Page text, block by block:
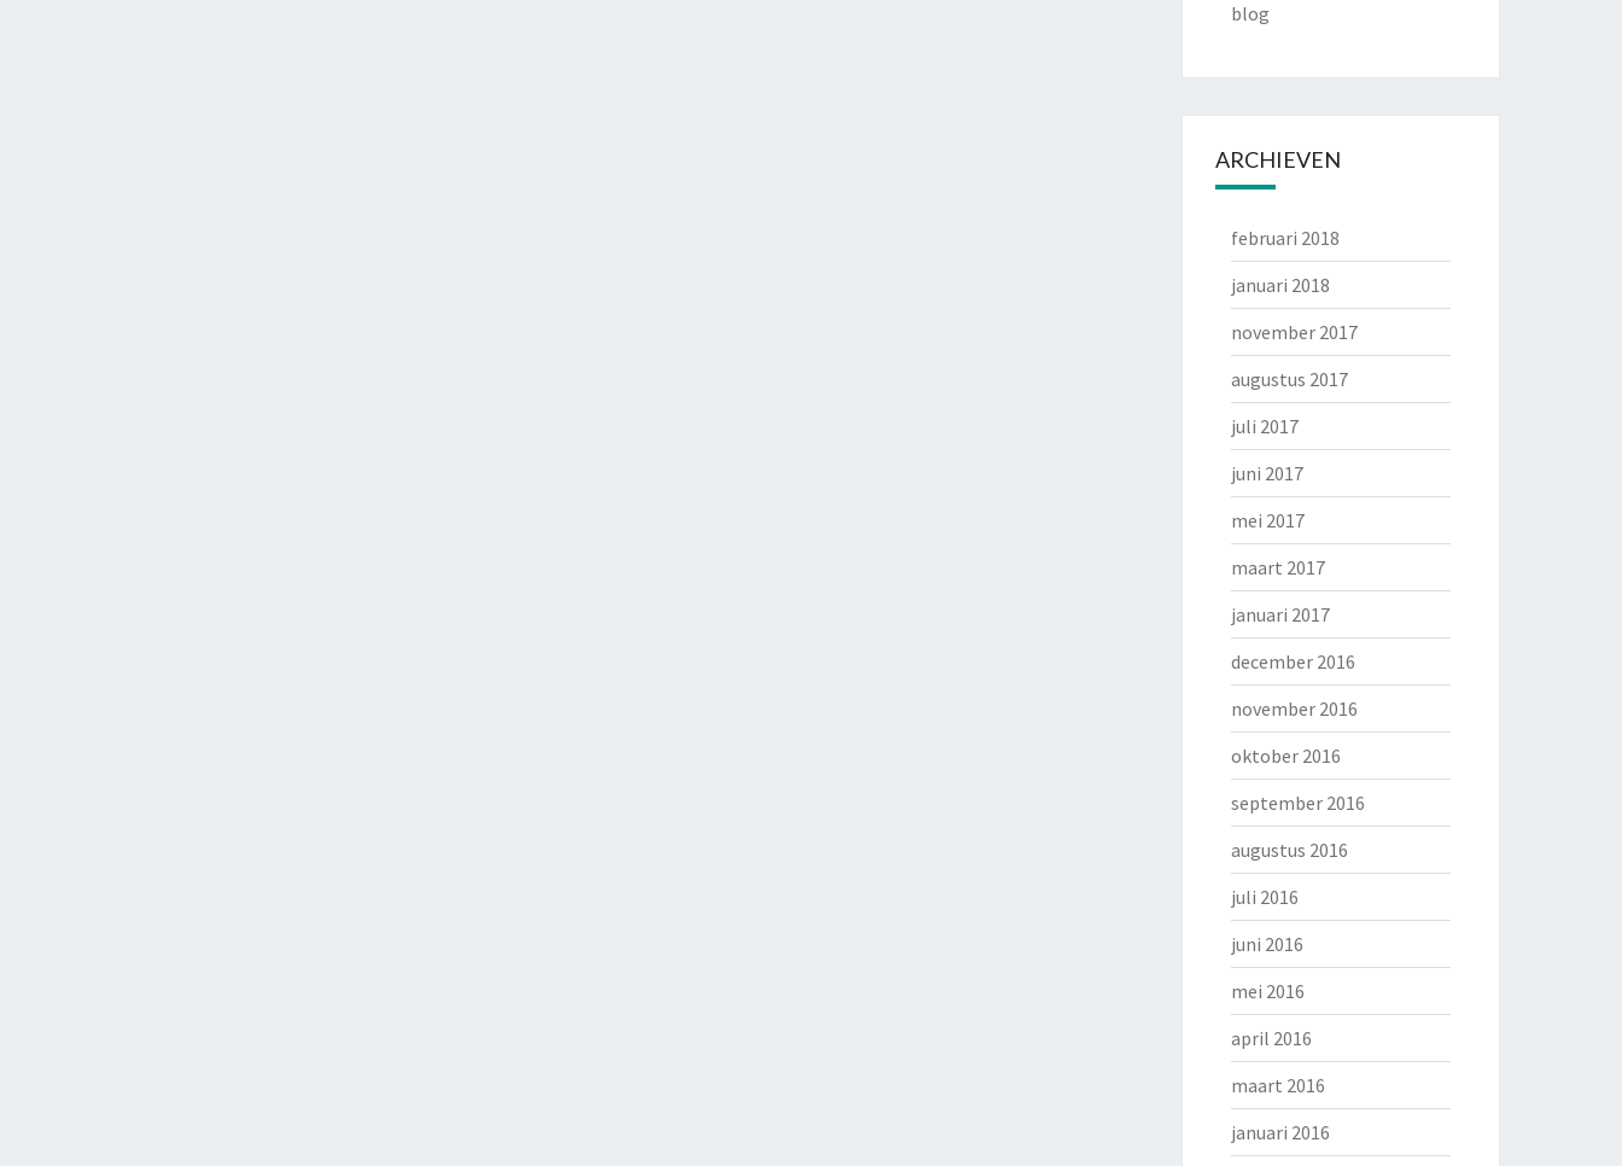
blog
ARCHIEVEN
februari 2018
januari 2018
november 2017
augustus 2017
juli 2017
juni 2017
mei 2017
maart 2017
januari 2017
december 2016
november 2016
oktober 2016
september 2016
augustus 2016
juli 2016
juni 2016
mei 2016
april 2016
maart 2016
januari 2016